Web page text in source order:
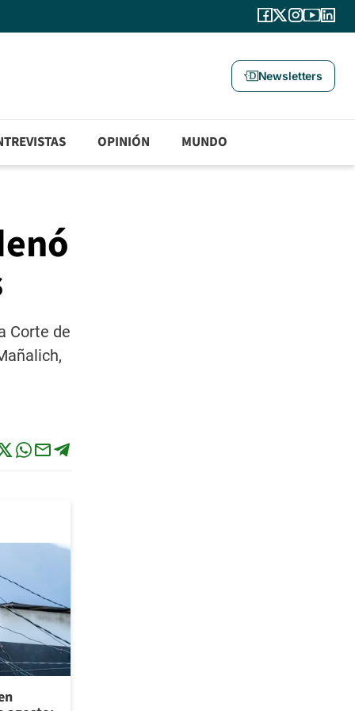
Newsletters
OPINIÓN MUNDO
Corte de